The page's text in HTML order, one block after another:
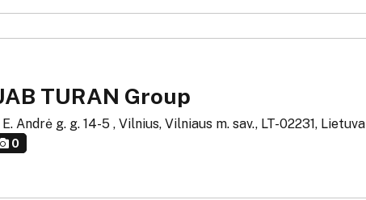
TURAN Group
E. Andrė g. g. 14-5 , Vilnius, Vilniaus m. sav., LT-02231, Lietuva
0